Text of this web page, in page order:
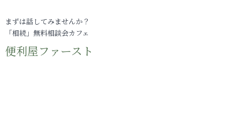
まずは話してみませんか？
「相続」無料相談会カフェ
便利屋ファースト